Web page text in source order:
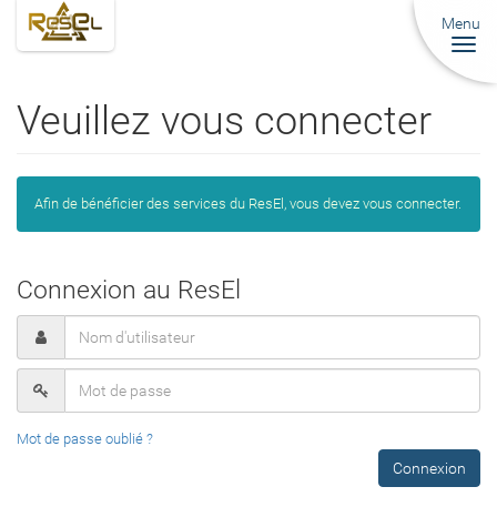
Menu
Veuillez vous connecter
Afin de bénéficier des services du ResEl, vous devez vous connecter.
Connexion au ResEl
Mot de passe oublié ?
Connexion